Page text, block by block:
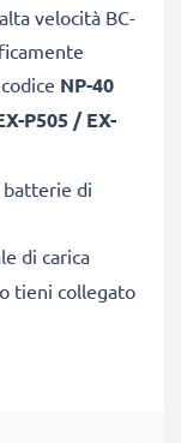
velocità BC-
NP-40
P505 / EX-
batterie di
di carica
tieni collegato
input